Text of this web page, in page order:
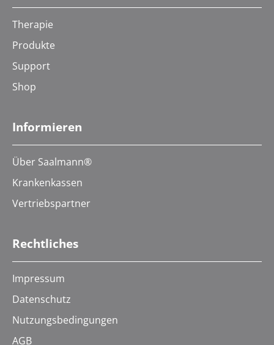
Therapie
Produkte
Support
Shop
Informieren
Über Saalmann®
Krankenkassen
Vertriebspartner
Rechtliches
Impressum
Datenschutz
Nutzungsbedingungen
AGB